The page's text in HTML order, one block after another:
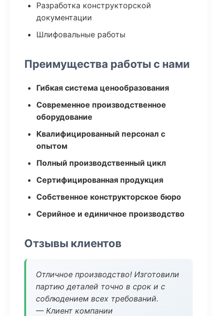
Разработка конструкторской
документации
Шлифовальные работы
Преимущества работы с нами
Гибкая система ценообразования
Современное производственное
оборудование
Квалифицированный персонал с
опытом
Полный производственный цикл
Сертифицированная продукция
Собственное конструкторское бюро
Серийное и единичное производство
Отзывы клиентов
Отличное производство! Изготовили
партию деталей точно в срок и с
соблюдением всех требований.
— Клиент компании